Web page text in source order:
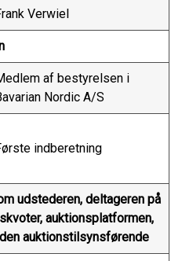
Verwiel
af bestyrelsen i
Nordic A/S
indberetning
udstederen, deltageren på
auktionsplatformen,
auktionstilsynsførende